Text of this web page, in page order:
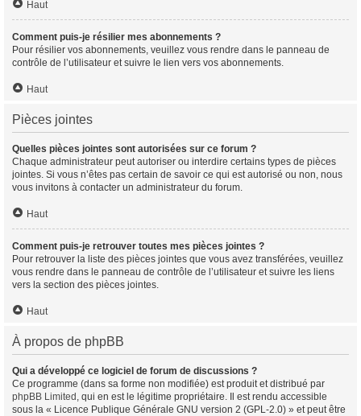
Haut
Comment puis-je résilier mes abonnements ?
Pour résilier vos abonnements, veuillez vous rendre dans le panneau de
contrôle de l’utilisateur et suivre le lien vers vos abonnements.
Haut
Pièces jointes
Quelles pièces jointes sont autorisées sur ce forum ?
Chaque administrateur peut autoriser ou interdire certains types de pièces
jointes. Si vous n’êtes pas certain de savoir ce qui est autorisé ou non, nous
vous invitons à contacter un administrateur du forum.
Haut
Comment puis-je retrouver toutes mes pièces jointes ?
Pour retrouver la liste des pièces jointes que vous avez transférées, veuillez
vous rendre dans le panneau de contrôle de l’utilisateur et suivre les liens
vers la section des pièces jointes.
Haut
À propos de phpBB
Qui a développé ce logiciel de forum de discussions ?
Ce programme (dans sa forme non modifiée) est produit et distribué par
phpBB Limited , qui en est le légitime propriétaire. Il est rendu accessible
sous la « Licence Publique Générale GNU version 2 (GPL-2.0) » et peut être